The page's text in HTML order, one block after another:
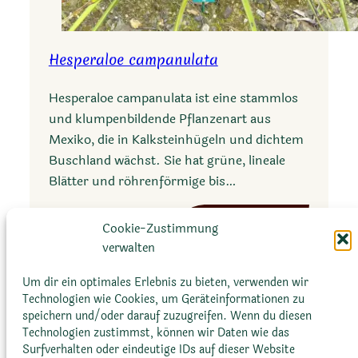
Cookie-Zustimmung
verwalten
Um dir ein optimales Erlebnis zu bieten, verwenden wir
Technologien wie Cookies, um Geräteinformationen zu
speichern und/oder darauf zuzugreifen. Wenn du diesen
Technologien zustimmst, können wir Daten wie das
Surfverhalten oder eindeutige IDs auf dieser Website
Hesperaloe campanulata
Hesperaloe campanulata ist eine stammlos
und klumpenbildende Pflanzenart aus
Mexiko, die in Kalksteinhügeln und dichtem
Buschland wächst. Sie hat grüne, lineale
Blätter und röhrenförmige bis…
Mehr erfahren
s
p
e
r